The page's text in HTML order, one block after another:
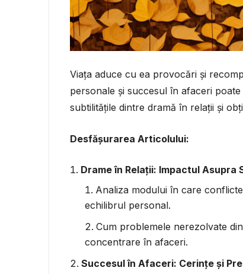
Viața aduce cu ea provocări și
personale și succesul în afaceri
subtilitățile dintre dramă în relații și
Desfășurarea Articolului:
Drame în Relații: Impactul Asupra
Analiza modului în care
echilibrul personal.
Cum problemele nerezolvate
concentrare în afaceri.
Succesul în Afaceri: Cerințe și